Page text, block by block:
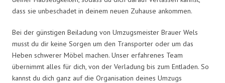
dass sie unbeschadet in deinem neuen Zuhause ankommen.
Bei der günstigen Beiladung von Umzugsmeister Brauer Wels
musst du dir keine Sorgen um den Transporter oder um das
Heben schwerer Möbel machen. Unser erfahrenes Team
übernimmt alles für dich, von der Verladung bis zum Entladen. So
kannst du dich ganz auf die Organisation deines Umzugs